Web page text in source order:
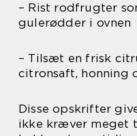
– Rist rodfrugter
gulerødder i ovnen
– Tilsæt en frisk
citronsaft, honning
Disse opskrifter
ikke kræver meget